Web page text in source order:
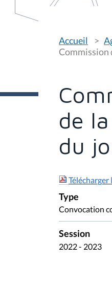
o
u
s
s
i
:
Accueil
Commission
de
du
Télécharger
Type
Convocation
Session
2022 - 2023